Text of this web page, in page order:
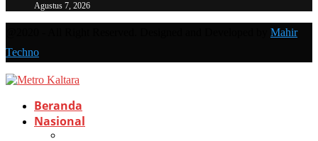
Agustus 7, 2026
Mahir
Techno
Beranda
Nasional